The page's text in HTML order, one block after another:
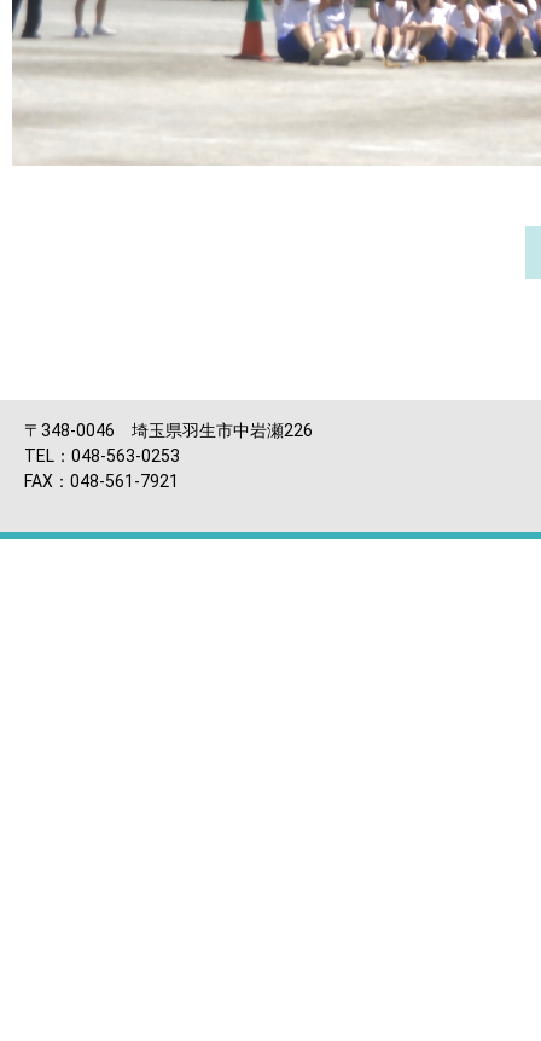
〒348-0046 埼玉県羽生市中岩瀬226
TEL：048-563-0253
FAX：048-561-7921